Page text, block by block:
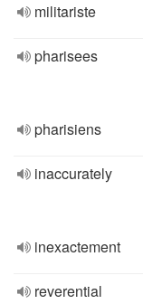
militariste
pharisees
pharisiens
inaccurately
inexactement
reverential